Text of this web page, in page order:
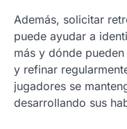
Además, solicitar
puede ayudar a
más y dónde
y refinar
jugadores se
desarrollando sus